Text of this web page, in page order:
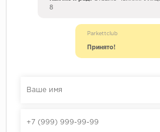
8
Parkettclub
Принято!